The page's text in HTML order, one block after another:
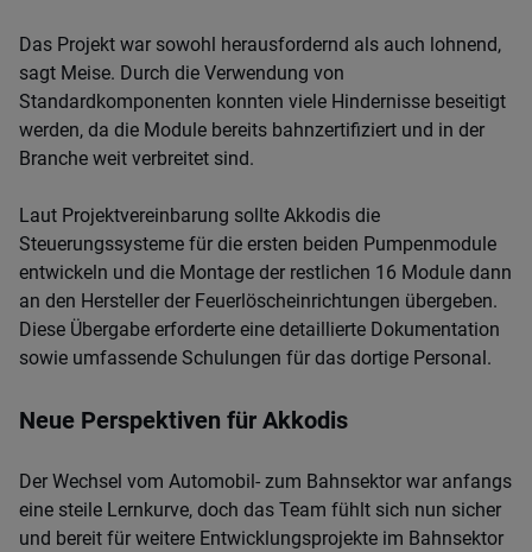
Das Projekt war sowohl herausfordernd als auch lohnend,
sagt Meise. Durch die Verwendung von
Standardkomponenten konnten viele Hindernisse beseitigt
werden, da die Module bereits bahnzertifiziert und in der
Branche weit verbreitet sind.
Laut Projektvereinbarung sollte Akkodis die
Steuerungssysteme für die ersten beiden Pumpenmodule
entwickeln und die Montage der restlichen 16 Module dann
an den Hersteller der Feuerlöscheinrichtungen übergeben.
Diese Übergabe erforderte eine detaillierte Dokumentation
sowie umfassende Schulungen für das dortige Personal.
Neue Perspektiven für Akkodis
Der Wechsel vom Automobil- zum Bahnsektor war anfangs
eine steile Lernkurve, doch das Team fühlt sich nun sicher
und bereit für weitere Entwicklungsprojekte im Bahnsektor